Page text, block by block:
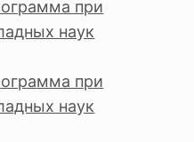
при
наук
при
наук